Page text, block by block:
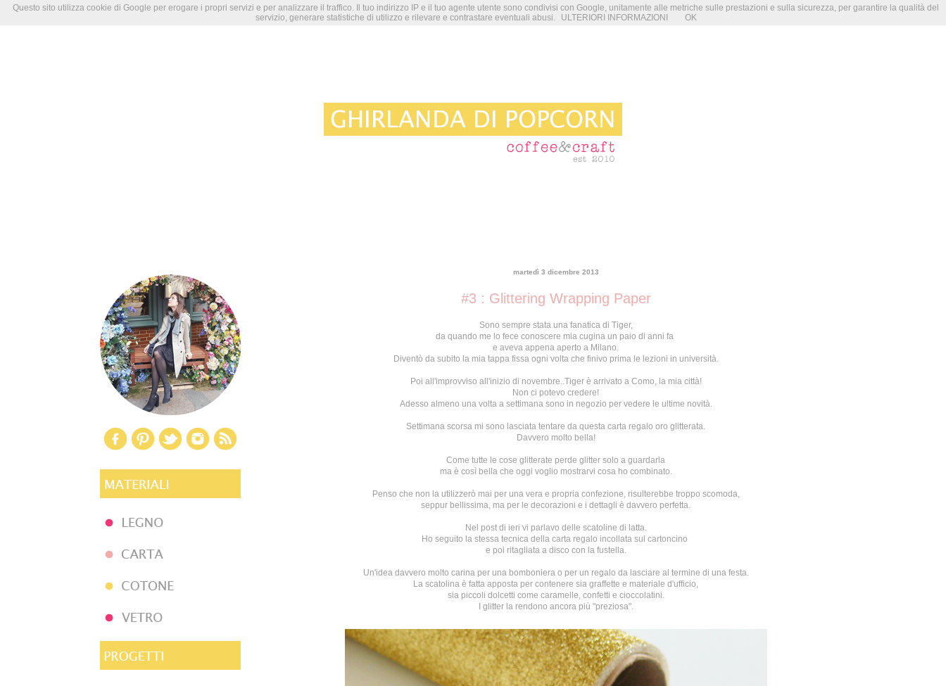
martedì 3 dicembre 2013
#3 : Glittering Wrapping Paper
Sono sempre stata una fanatica di Tiger,
da quando me lo fece conoscere mia cugina un paio di anni fa
e aveva appena aperto a Milano.
Diventò da subito la mia tappa fissa ogni volta che finivo prima le lezioni in università.
Poi all'improvviso all'inizio di novembre..Tiger è arrivato a Como, la mia città!
Non ci potevo credere!
Adesso almeno una volta a settimana sono in negozio per vedere le ultime novità.
Settimana scorsa mi sono lasciata tentare da questa carta regalo oro glitterata.
Davvero molto bella!
Come tutte le cose glitterate perde glitter solo a guardarla
ma è così bella che oggi voglio mostrarvi cosa ho combinato.
Penso che non la utilizzerò mai per una vera e propria confezione, risulterebbe troppo scomoda,
seppur bellissima, ma per le decorazioni e i dettagli è davvero perfetta.
Nel post di ieri vi parlavo delle scatoline di latta.
Ho seguito la stessa tecnica della carta regalo incollata sul cartoncino
e poi ritagliata a disco con la fustella.
Un'idea davvero molto carina per una bomboniera o per un regalo da lasciare al termine di una festa.
La scatolina è fatta apposta per contenere sia graffette e materiale d'ufficio,
sia piccoli dolcetti come caramelle, confetti e cioccolatini.
I glitter la rendono ancora più "preziosa".
Questo sito utilizza cookie di Google per erogare i propri servizi e per analizzare il traffico. Il tuo indirizzo IP e il tuo agente utente sono condivisi con Google, unitamente alle metriche sulle prestazioni e sulla sicurezza, per garantire la qualità del
servizio, generare statistiche di utilizzo e rilevare e contrastare eventuali abusi.
ULTERIORI INFORMAZIONI OK